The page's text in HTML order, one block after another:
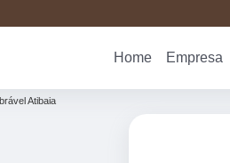
Home Empresa
Atibaia